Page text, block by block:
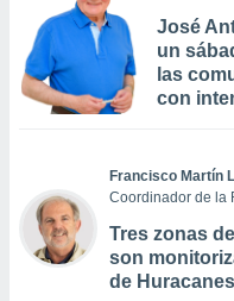
José
un
las
con
Francisco Martín
Coordinador de la
Tres zonas
son
de